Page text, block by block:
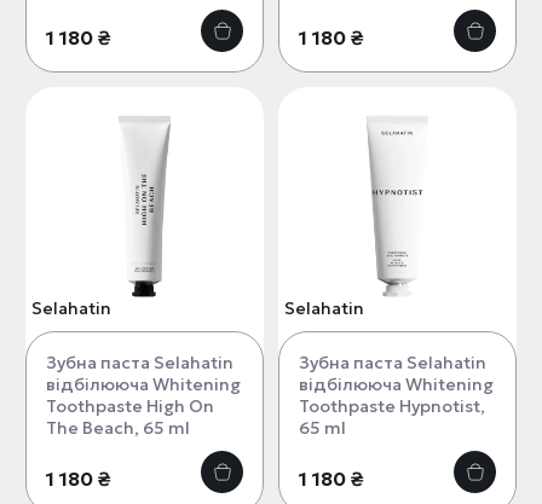
1 180 ₴ 1 180 ₴
Selahatin
Зубна паста Selahatin
відбілююча Whitening
Toothpaste High On
The Beach, 65 ml
1 180 ₴
Selahatin
Зубна паста Selahatin
відбілююча Whitening
Toothpaste Hypnotist,
65 ml
1 180 ₴